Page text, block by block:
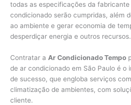
todas as especificações da
condicionado serão cumpridas, além
ao ambiente e gerar economia de
desperdiçar energia e outros recursos.
Contratar a Ar Condicionado Tempo
de ar condicionado em São Paulo é o
de sucesso, que engloba serviços
climatização de ambientes, com
cliente.